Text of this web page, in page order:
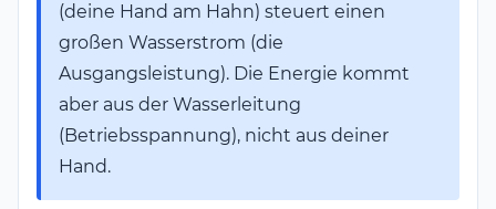
(deine Hand am Hahn) steuert einen
großen Wasserstrom (die
Ausgangsleistung). Die Energie kommt
aber aus der Wasserleitung
(Betriebsspannung), nicht aus deiner
Hand.